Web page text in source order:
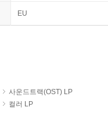
EU
사운드트랙(OST) LP
컬러 LP